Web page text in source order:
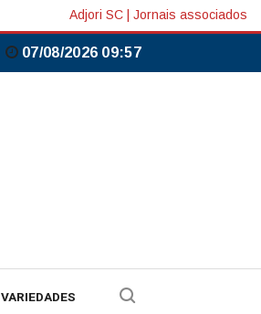
Adjori SC Jornais associados
07/08/2026 09:57
VARIEDADES